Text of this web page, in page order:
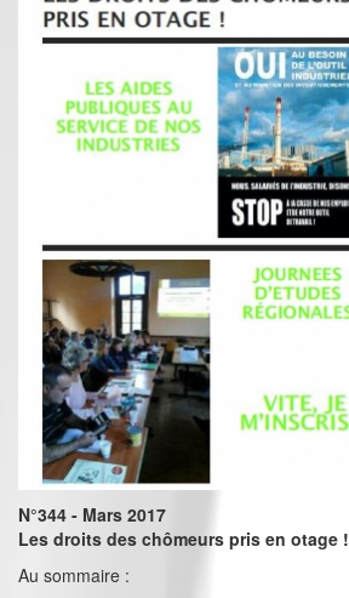
N°344 - Mars 2017
Les droits des chômeurs pris en otage !
Au sommaire :